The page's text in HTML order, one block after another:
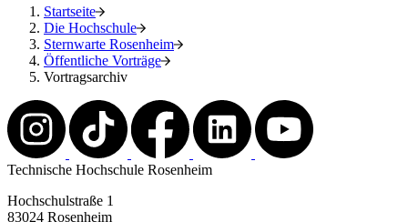
Startseite
Die Hochschule
Sternwarte Rosenheim
Öffentliche Vorträge
Vortragsarchiv
Technische Hochschule Rosenheim
Hochschulstraße 1
83024 Rosenheim